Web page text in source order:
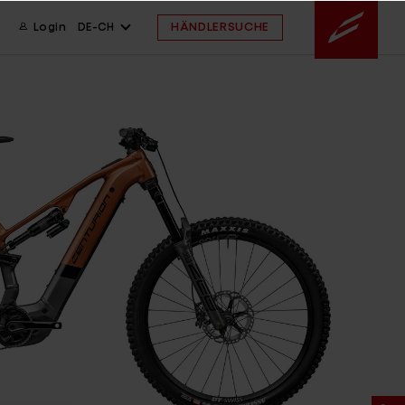
in BaWü
Login DE-CH HÄNDLERSUCHE